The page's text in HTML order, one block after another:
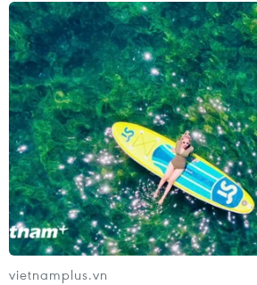
vietnamplus.vn